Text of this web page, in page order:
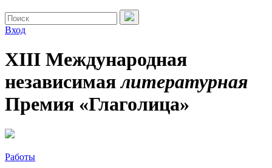
Вход
XIII Международная
независимаялитературная
Премия «Глаголица»
Работы